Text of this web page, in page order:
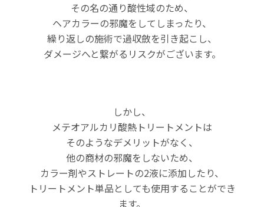
その名の通り酸性域のため、
ヘアカラーの邪魔をしてしまったり、
繰り返しの施術で過収斂を引き起こし、
ダメージへと繋がるリスクがございます。
しかし、
メテオアルカリ酸熱トリートメントは
そのようなデメリットがなく、
他の商材の邪魔をしないため、
カラー剤やストレートの2液に添加したり、
トリートメント単品としても使用することができ
ます。